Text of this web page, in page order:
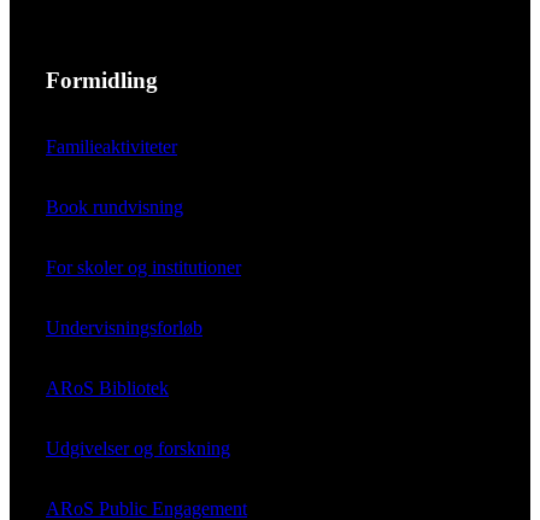
Formidling
Familieaktiviteter
Book rundvisning
For skoler og institutioner
Undervisningsforløb
ARoS Bibliotek
Udgivelser og forskning
ARoS Public Engagement